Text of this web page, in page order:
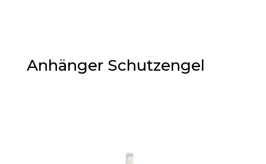
Anhänger Schutzengel